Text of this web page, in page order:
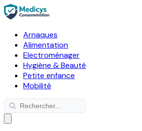
Arnaques
Alimentation
Electroménager
Hygiène & Beauté
Petite enfance
Mobilité